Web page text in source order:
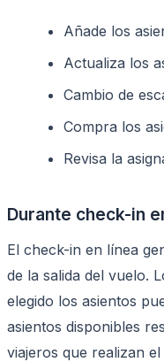
Añade los
Actualiza los
Cambio de
Compra los
Revisa la
Durante check-in
El check-in en línea
de la salida del vuelo.
elegido los asientos
asientos disponibles
viajeros que realizan